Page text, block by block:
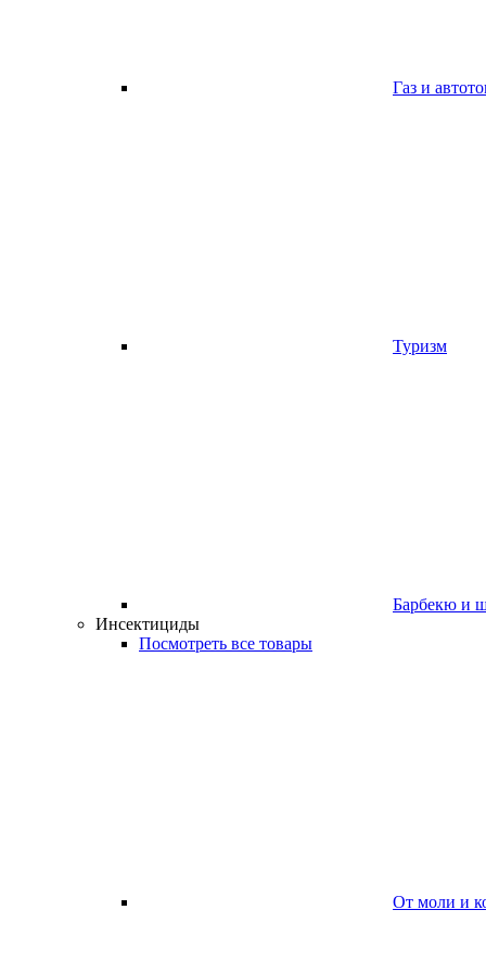
Газ и
Туризм
Барбекю и
Инсектициды
Посмотреть все товары
От моли и